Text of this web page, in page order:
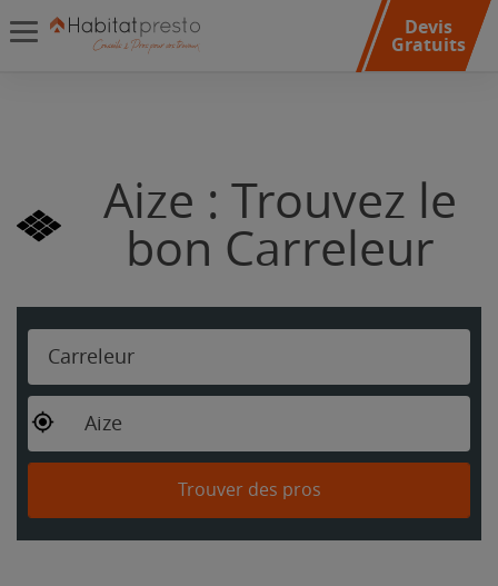
Devis
Gratuits
Aize : Trouvez le
bon Carreleur
Carreleur
Aize
Trouver des pros